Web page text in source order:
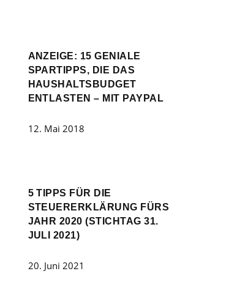
ANZEIGE: 15 GENIALE
SPARTIPPS, DIE DAS
HAUSHALTSBUDGET
ENTLASTEN – MIT PAYPAL
12. Mai 2018
5 TIPPS FÜR DIE
STEUERERKLÄRUNG FÜRS
JAHR 2020 (STICHTAG 31.
JULI 2021)
20. Juni 2021